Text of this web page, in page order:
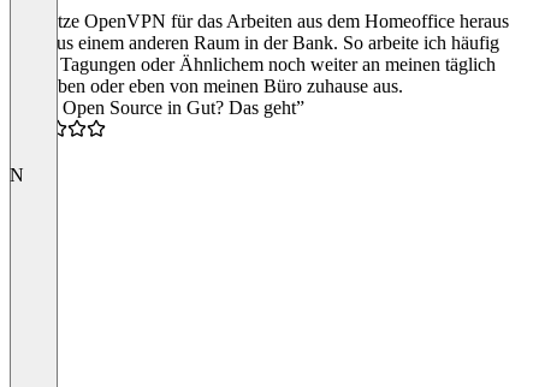
Ich nutze OpenVPN für das Arbeiten aus dem Homeoffice heraus
oder aus einem anderen Raum in der Bank. So arbeite ich häufig
neben Tagungen oder Ähnlichem noch weiter an meinen täglich
Aufgaben oder eben von meinen Büro zuhause aus.
“VPN Open Source in Gut? Das geht”
N